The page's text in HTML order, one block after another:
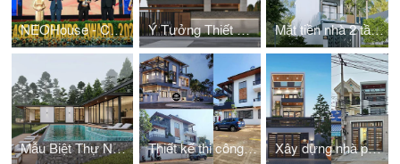
NEOHouse - CN Phú Quốc Ý Tưởng Thiết Kế Biệt Thự 3 Tầng Mặt Tiền 18m2 Hiện Đại Và Tinh Tế Mặt tiền nhà 2 tầng đẹp phong cách hiện đại, tiện nghi vượt trội
Mẫu Biệt Thự Nghỉ Dưỡng Khung Thép Tiền Chế 230m2 Đẹp Thiết kế thi công biệt thự phố 2 tầng 1 tum 98m2 4 phòng ngủ Xây dựng nhà phố 3 tầng 5m 4 phòng ngủ 1 phòng thờ